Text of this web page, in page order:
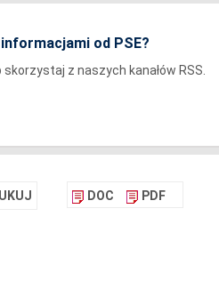
od PSE?
z naszych kanałów RSS.
DOC PDF